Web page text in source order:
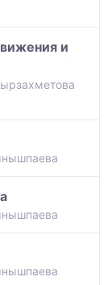
и